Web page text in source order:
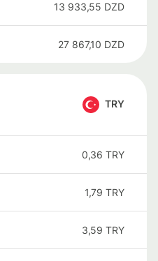
13 933,55 DZD
27 867,10 DZD
TRY
0,36 TRY
1,79 TRY
3,59 TRY